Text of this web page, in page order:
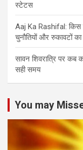
स्टेटस
Aaj Ka Rashifal: किस
चुनौतियों और रुकावटों
सावन शिवरात्रि पर कब
सही समय
You may